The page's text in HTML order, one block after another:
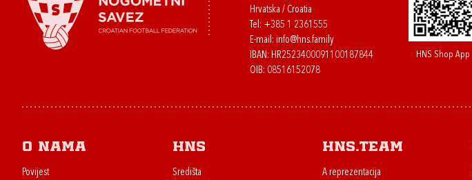
Hrvatska / Croatia
Tel: +385 1 2361555
E-mail: info@hns.family
IBAN: HR2523400091100187844
OIB: 08516152078
HNS Shop App
O nama
Povijest
HNS
Središta
HNS.team
A reprezentacija